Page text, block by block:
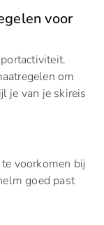
voor
om
je van je skireis
voorkomen bij
goed past